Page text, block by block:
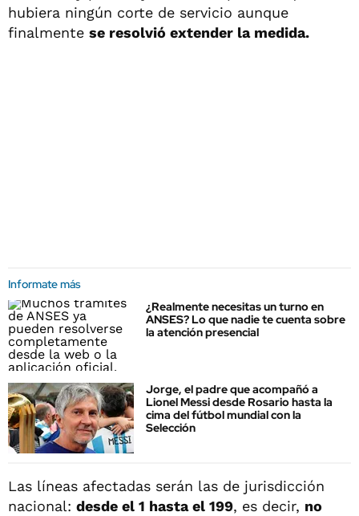
hubiera ningún corte de servicio aunque
finalmente se resolvió extender la medida.
Informate más
¿Realmente necesitas un turno en
ANSES? Lo que nadie te cuenta sobre
la atención presencial
Jorge, el padre que acompañó a
Lionel Messi desde Rosario hasta la
cima del fútbol mundial con la
Selección
Las líneas afectadas serán las de jurisdicción
nacional: desde el 1 hasta el 199, es decir, no